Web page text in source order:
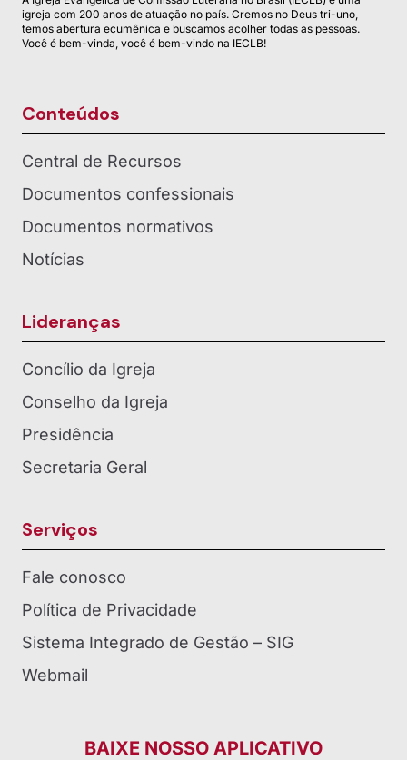
igreja com 200 anos de atuação no país. Cremos no Deus tri-uno,
temos abertura ecumênica e buscamos acolher todas as pessoas.
Você é bem-vinda, você é bem-vindo na IECLB!
Conteúdos
Central de Recursos
Documentos confessionais
Documentos normativos
Notícias
Lideranças
Concílio da Igreja
Conselho da Igreja
Presidência
Secretaria Geral
Serviços
Fale conosco
Política de Privacidade
Sistema Integrado de Gestão – SIG
Webmail
BAIXE NOSSO APLICATIVO